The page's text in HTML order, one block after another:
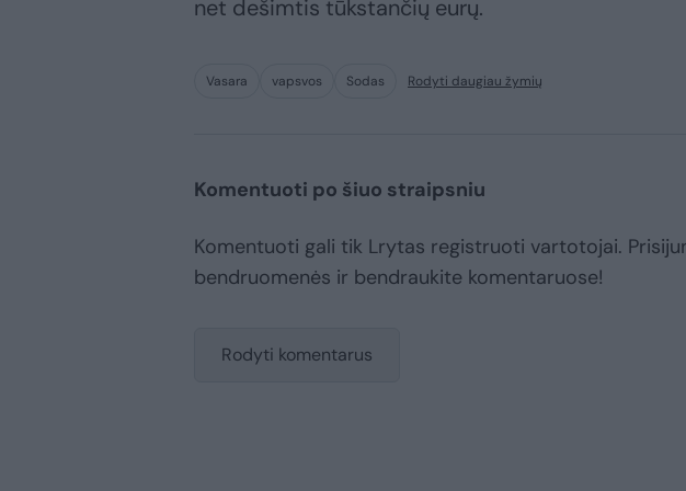
net dešimtis tūkstančių eurų.
Vasara vapsvos Sodas Rodyti daugiau žymių
Komentuoti po šiuo straipsniu
Komentuoti gali tik Lrytas registruoti vartotojai.
bendruomenės ir bendraukite komentaruose!
Rodyti komentarus